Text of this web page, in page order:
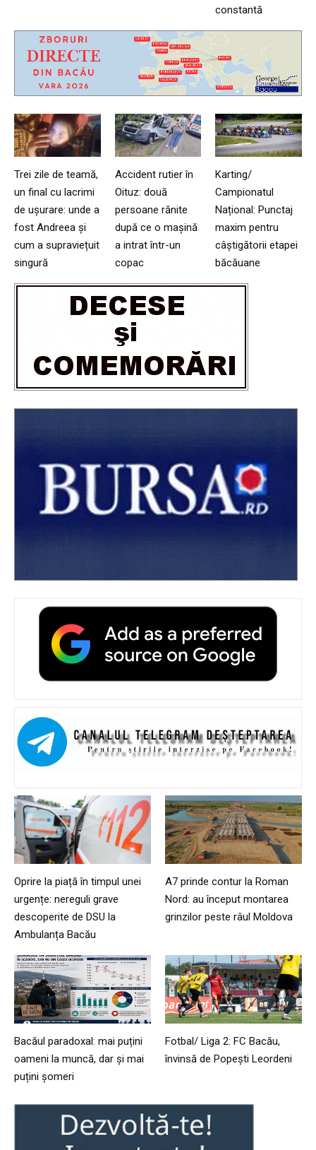
constantă
Trei zile de teamă,
un final cu lacrimi
de ușurare: unde a
fost Andreea și
cum a supraviețuit
singură
Accident rutier în
Oituz: două
persoane rănite
după ce o mașină
a intrat într-un
copac
Karting/
Campionatul
Național: Punctaj
maxim pentru
câștigătorii etapei
băcăuane
Oprire la piață în timpul unei
urgențe: nereguli grave
descoperite de DSU la
Ambulanța Bacău
A7 prinde contur la Roman
Nord: au început montarea
grinzilor peste râul Moldova
Bacăul paradoxal: mai puțini
oameni la muncă, dar și mai
puțini șomeri
Fotbal/ Liga 2: FC Bacău,
învinsă de Popești Leordeni